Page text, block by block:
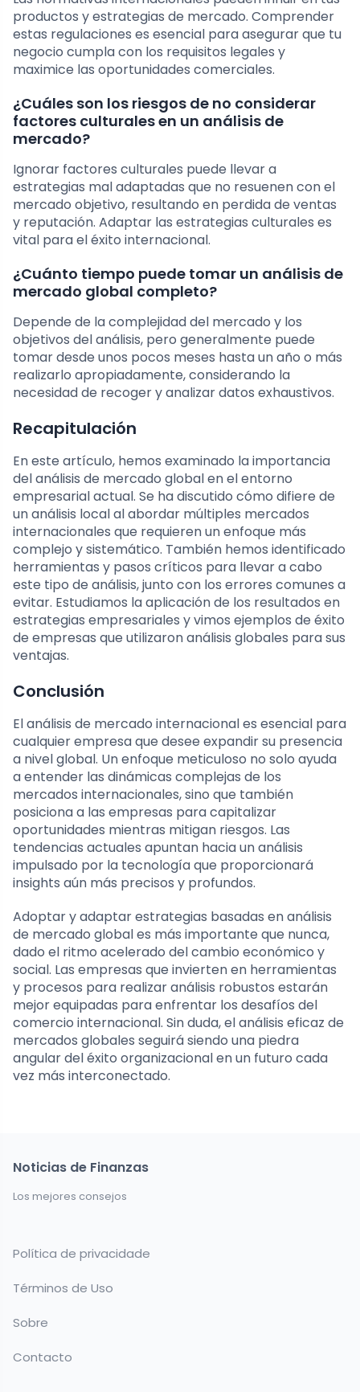
productos y estrategias de mercado. Comprender
estas regulaciones es esencial para asegurar que tu
negocio cumpla con los requisitos legales y
maximice las oportunidades comerciales.
¿Cuáles son los riesgos de no considerar
factores culturales en un análisis de
mercado?
Ignorar factores culturales puede llevar a
estrategias mal adaptadas que no resuenen con el
mercado objetivo, resultando en perdida de ventas
y reputación. Adaptar las estrategias culturales es
vital para el éxito internacional.
¿Cuánto tiempo puede tomar un análisis de
mercado global completo?
Depende de la complejidad del mercado y los
objetivos del análisis, pero generalmente puede
tomar desde unos pocos meses hasta un año o más
realizarlo apropiadamente, considerando la
necesidad de recoger y analizar datos exhaustivos.
Recapitulación
En este artículo, hemos examinado la importancia
del análisis de mercado global en el entorno
empresarial actual. Se ha discutido cómo difiere de
un análisis local al abordar múltiples mercados
internacionales que requieren un enfoque más
complejo y sistemático. También hemos identificado
herramientas y pasos críticos para llevar a cabo
este tipo de análisis, junto con los errores comunes a
evitar. Estudiamos la aplicación de los resultados en
estrategias empresariales y vimos ejemplos de éxito
de empresas que utilizaron análisis globales para sus
ventajas.
Conclusión
El análisis de mercado internacional es esencial para
cualquier empresa que desee expandir su presencia
a nivel global. Un enfoque meticuloso no solo ayuda
a entender las dinámicas complejas de los
mercados internacionales, sino que también
posiciona a las empresas para capitalizar
oportunidades mientras mitigan riesgos. Las
tendencias actuales apuntan hacia un análisis
impulsado por la tecnología que proporcionará
insights aún más precisos y profundos.
Adoptar y adaptar estrategias basadas en análisis
de mercado global es más importante que nunca,
dado el ritmo acelerado del cambio económico y
social. Las empresas que invierten en herramientas
y procesos para realizar análisis robustos estarán
mejor equipadas para enfrentar los desafíos del
comercio internacional. Sin duda, el análisis eficaz de
mercados globales seguirá siendo una piedra
angular del éxito organizacional en un futuro cada
vez más interconectado.
Noticias de Finanzas
Los mejores consejos
Política de privacidade
Términos de Uso
Sobre
Contacto